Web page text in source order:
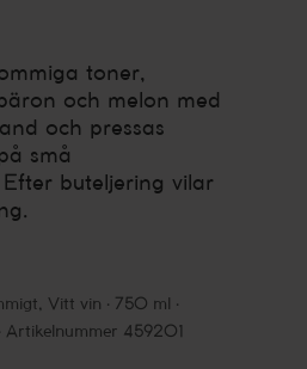
toner,
och melon med
och pressas
små
buteljering vilar
Vitt vin
750 ml
Artikelnummer 459201